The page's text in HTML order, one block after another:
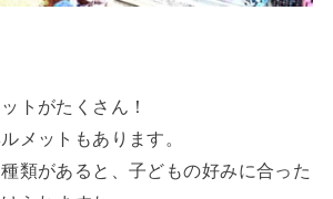
トがたくさん！
メットもあります。
類があると、子どもの好みに合った